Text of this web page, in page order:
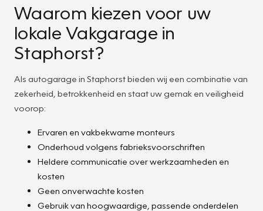
Waarom kiezen voor uw
lokale Vakgarage in
Staphorst?
Als autogarage in Staphorst bieden wij een combinatie van
zekerheid, betrokkenheid en staat uw gemak en veiligheid
voorop:
Ervaren en vakbekwame monteurs
Onderhoud volgens fabrieksvoorschriften
Heldere communicatie over werkzaamheden en
kosten
Geen onverwachte kosten
Gebruik van hoogwaardige, passende onderdelen